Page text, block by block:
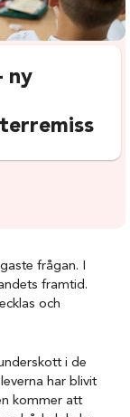
ny
frågan. I
framtid.
och
i de
har blivit
kommer att